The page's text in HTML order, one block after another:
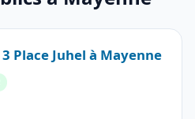
Place Juhel à Mayenne